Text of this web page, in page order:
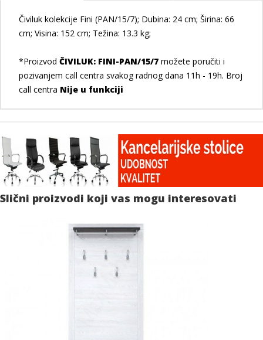
Čiviluk kolekcije Fini (PAN/15/7); Dubina: 24 cm; Širina: 66
cm; Visina: 152 cm; Težina: 13.3 kg;
*Proizvod ČIVILUK: FINI-PAN/15/7 možete poručiti i
pozivanjem call centra svakog radnog dana 11h - 19h. Broj
call centra Nije u funkciji
Slični proizvodi koji vas mogu interesovati